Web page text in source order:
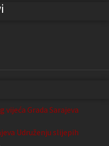
vijeća Grada Sarajeva
Udruženju slijepih